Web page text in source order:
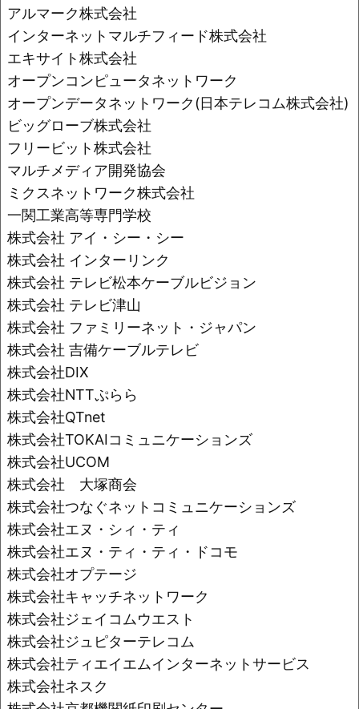
アルマーク株式会社
インターネットマルチフィード株式会社
エキサイト株式会社
オープンコンピュータネットワーク
オープンデータネットワーク(日本テレコム株式会社)
ビッグローブ株式会社
フリービット株式会社
マルチメディア開発協会
ミクスネットワーク株式会社
一関工業高等専門学校
株式会社 アイ・シー・シー
株式会社 インターリンク
株式会社 テレビ松本ケーブルビジョン
株式会社 テレビ津山
株式会社 ファミリーネット・ジャパン
株式会社 吉備ケーブルテレビ
株式会社DIX
株式会社NTTぷらら
株式会社QTnet
株式会社TOKAIコミュニケーションズ
株式会社UCOM
株式会社 大塚商会
株式会社つなぐネットコミュニケーションズ
株式会社エヌ・シィ・ティ
株式会社エヌ・ティ・ティ・ドコモ
株式会社オプテージ
株式会社キャッチネットワーク
株式会社ジェイコムウエスト
株式会社ジュピターテレコム
株式会社ティエイエムインターネットサービス
株式会社ネスク